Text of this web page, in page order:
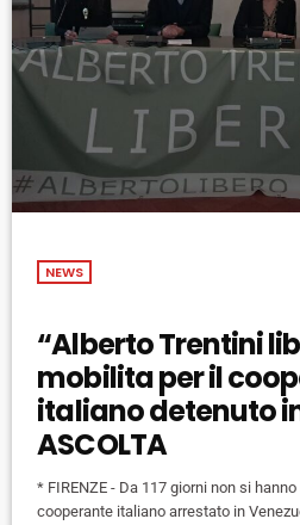
NEWS
“Alberto Trentini
mobilita per il
italiano detenuto
ASCOLTA
* FIRENZE - Da 117 giorni non si
cooperante italiano arrestato in